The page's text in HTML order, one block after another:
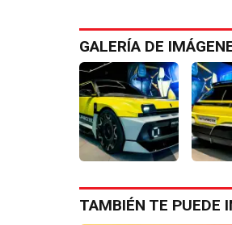
GALERÍA DE
TAMBIÉN TE PUEDE